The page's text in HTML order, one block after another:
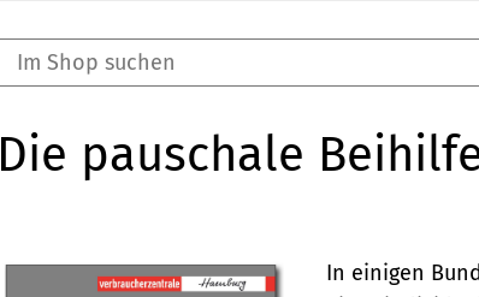
Die pauschale
In einigen